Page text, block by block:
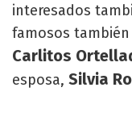
interesados
famosos
Carlitos
esposa, Silvia